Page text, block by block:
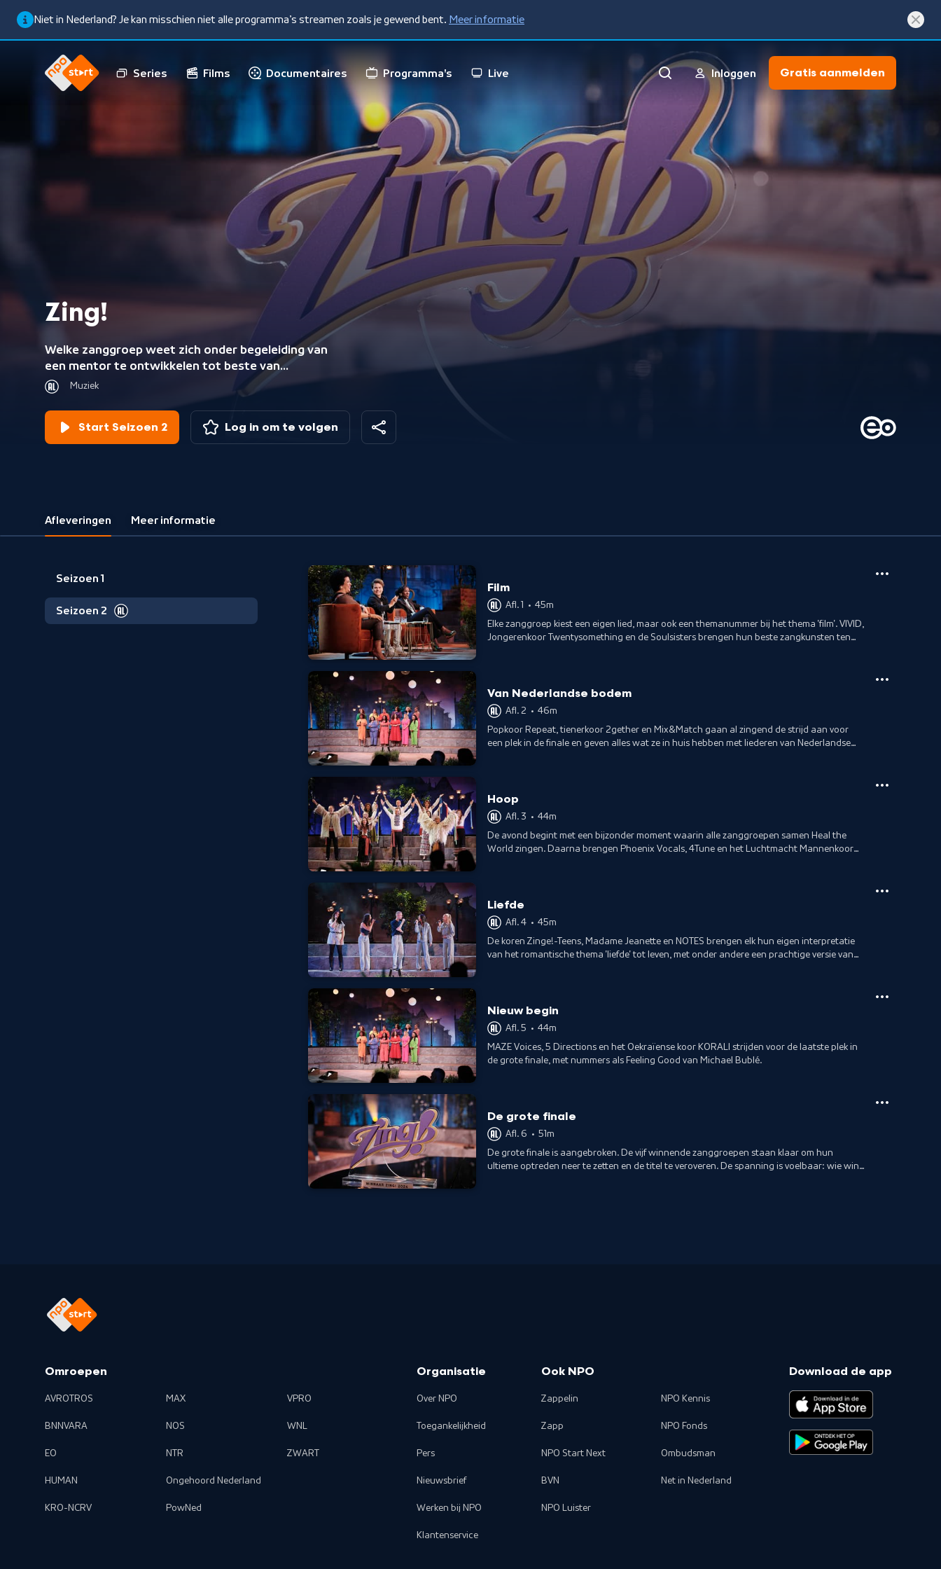
Niet in Nederland? Je kan misschien niet alle programma’s streamen zoals je gewend bent. Meer informatie
Series Films Documentaires Programma's Live Inloggen Gratis aanmelden
Zing!
Welke zanggroep weet zich onder begeleiding van
een mentor te ontwikkelen tot beste van
Nederland? Dat is de zoektocht in Zing! 36
zanggroepen willen niets anders dan met hun
mentor aan de slag gaan om die titel ‘beste
zanggroep van Nederland 2023’ te winnen.
Muziek
Start Seizoen 2 Log in om te volgen
Afleveringen Meer informatie
Seizoen 1
Seizoen 2
Film
Afl. 1 • 45m
Elke zanggroep kiest een eigen lied, maar ook een themanummer bij het thema 'film'. VIVID,
Jongerenkoor Twentysomething en de Soulsisters brengen hun beste zangkunsten ten
Van Nederlandse bodem
Afl. 2 • 46m
Popkoor Repeat, tienerkoor 2gether en Mix&Match gaan al zingend de strijd aan voor
een plek in de finale en geven alles wat ze in huis hebben met liederen van Nederlandse
Hoop
Afl. 3 • 44m
De avond begint met een bijzonder moment waarin alle zanggroepen samen Heal the
World zingen. Daarna brengen Phoenix Vocals, 4Tune en het Luchtmacht Mannenkoor
Liefde
Afl. 4 • 45m
De koren Zinge!-Teens, Madame Jeanette en NOTES brengen elk hun eigen interpretatie
van het romantische thema 'liefde' tot leven, met onder andere een prachtige versie van
Nieuw begin
Afl. 5 • 44m
MAZE Voices, 5 Directions en het Oekraïense koor KORALI strijden voor de laatste plek in
de grote finale, met nummers als Feeling Good van Michael Bublé.
De grote finale
Afl. 6 • 51m
De grote finale is aangebroken. De vijf winnende zanggroepen staan klaar om hun
ultieme optreden neer te zetten en de titel te veroveren. De spanning is voelbaar: wie wint
Omroepen
AVROTROS
BNNVARA
EO
HUMAN
KRO-NCRV
MAX
NOS
NTR
Ongehoord Nederland
PowNed
VPRO
WNL
ZWART
Organisatie
Over NPO
Toegankelijkheid
Pers
Nieuwsbrief
Werken bij NPO
Klantenservice
Ook NPO
Zappelin
Zapp
NPO Start Next
BVN
NPO Luister
NPO Kennis
NPO Fonds
Ombudsman
Net in Nederland
Download de app